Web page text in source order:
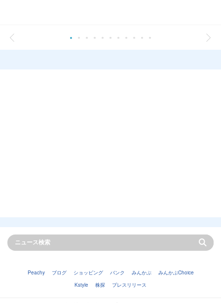
Peachy ブログ ショッピング バンク みんかぶ
みんかぶChoice
Kstyle
株探 プレスリリース